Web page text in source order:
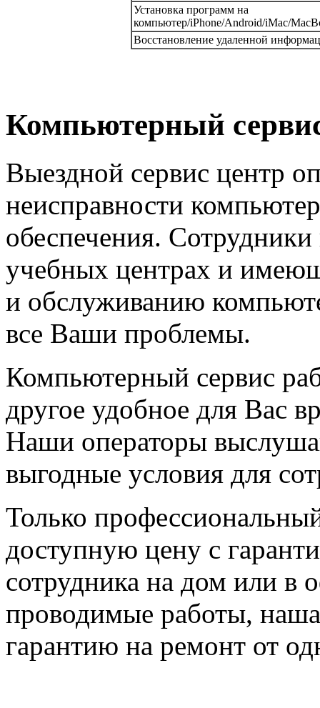
Установка программ на
компьютер/iPhone/Android/iMac/
Восстановление удаленной
Компьютерный
Выездной сервис центр
неисправности
обеспечения.
учебных центрах и
и обслуживанию
все Ваши проблемы.
Компьютерный сервис
другое удобное для Вас
Наши операторы
выгодные условия для
Только
доступную цену с
сотрудника на дом или в
проводимые работы, наша
гарантию на ремонт от